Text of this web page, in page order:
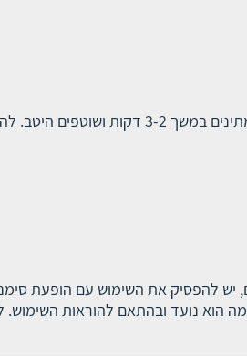
הוראות שימוש: אופן השימוש: לאחר החפיפה מורחים
להפסיק את השימוש עם הופעת
נועד ובהתאם להוראות השימוש.